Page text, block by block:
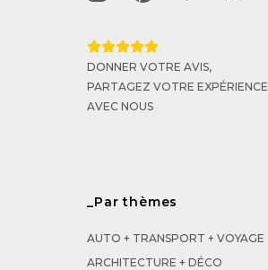
DONNER VOTRE AVIS,
PARTAGEZ VOTRE EXPÉRIENCE
AVEC NOUS
_Par thèmes
AUTO + TRANSPORT + VOYAGE
ARCHITECTURE + DÉCO